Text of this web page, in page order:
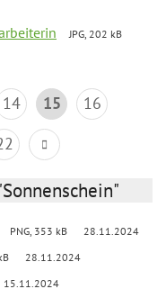
JPG, 202 kB
14 15
16
PNG, 353 kB 28.11.2024
28.11.2024
15.11.2024